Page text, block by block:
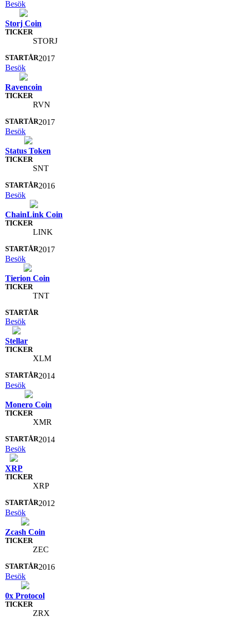
Besök
Storj Coin
STORJ
2017
Besök
Ravencoin
RVN
2017
Besök
Status Token
SNT
2016
Besök
ChainLink Coin
LINK
2017
Besök
Tierion Coin
TNT
Besök
Stellar
XLM
2014
Besök
Monero Coin
XMR
2014
Besök
XRP
XRP
2012
Besök
Zcash Coin
ZEC
2016
Besök
0x Protocol
ZRX